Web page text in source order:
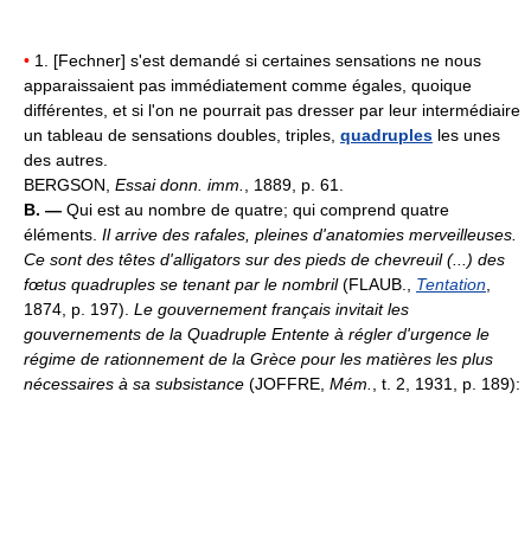
• 1. [Fechner] s'est demandé si certaines sensations ne nous
apparaissaient pas immédiatement comme égales, quoique
différentes, et si l'on ne pourrait pas dresser par leur intermédiaire
un tableau de sensations doubles, triples, quadruples les unes
des autres.
BERGSON, Essai donn. imm.
, 1889, p. 61.
B. — Qui est au nombre de quatre; qui comprend quatre
éléments. Il arrive des rafales, pleines d'anatomies merveilleuses.
Ce sont des têtes d'alligators sur des pieds de chevreuil (...) des
fœtus quadruples se tenant par le nombril(FLAUB., Tentation
1874, p. 197). Le gouvernement français invitait les
gouvernements de la Quadruple Entente à régler d'urgence le
régime de rationnement de la Grèce pour les matières les plus
nécessaires à sa subsistance (JOFFRE, Mém. , t. 2, 1931, p. 189):